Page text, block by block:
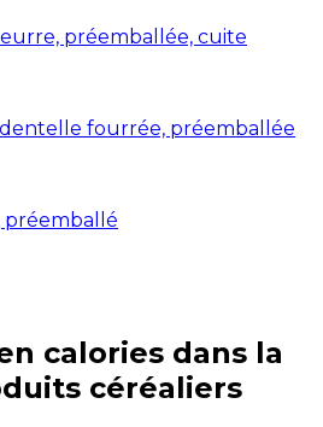
préemballée, cuite
fourrée, préemballée
préemballé
calories dans la
céréaliers